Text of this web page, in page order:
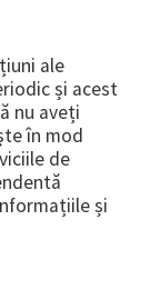
ale
și acest
nu aveți
în mod
de
și